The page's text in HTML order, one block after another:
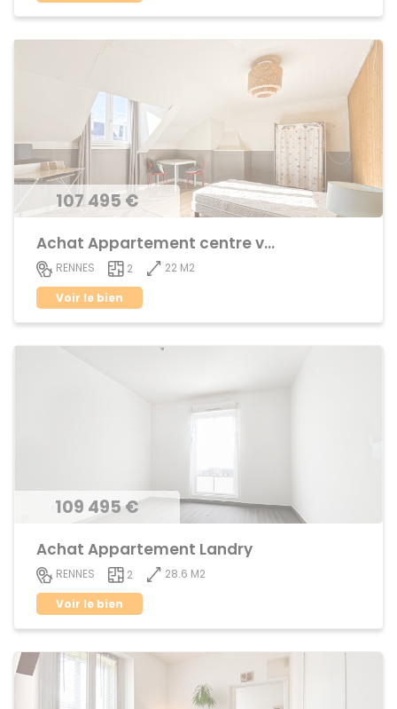
107 495 €
Achat Appartement centre ville
RENNES 2
22 M2
Voir le bien
109 495 €
Achat Appartement Landry
RENNES 2
28.6 M2
Voir le bien